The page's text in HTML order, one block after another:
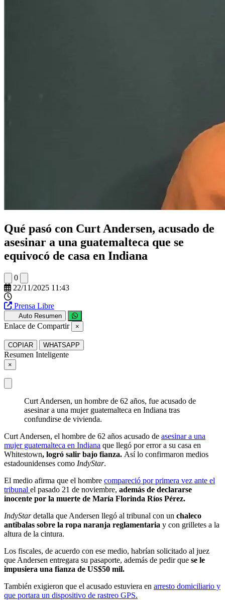
Qué pasó con Curt Andersen, acusado de
asesinar a una guatemalteca que se
equivocó de casa en Indiana
0
22/11/2025 11:43
Prensa Libre
Auto Resumen
Enlace de Compartir ×
COPIAR WHATSAPP
Resumen Inteligente
×
Curt Andersen, un hombre de 62 años, fue acusado de
asesinar a una mujer guatemalteca en Indiana tras
confundirse de vivienda.
Curt Andersen, el hombre de 62 años acusado de asesinar a una
mujer guatemalteca en Indiana que llegó por error a su casa en
Whitestown, logró salir bajo fianza. Así lo confirmaron medios
estadounidenses como IndyStar.
El medio afirma que el hombre compareció por primera vez ante el
tribunal el pasado 21 de noviembre, además de declararse
inocente por la muerte de María Florinda Ríos Pérez.
IndyStardetalla que Andersen llegó al tribunal con un chaleco
antibalas sobre la ropa naranja reglamentaria y con grilletes a la
altura de la cintura.
Los fiscales, de acuerdo con ese medio, habrían solicitado al juez
que Andersen entregara su pasaporte, además de pedir que se le
impusiera una fianza de US$50 mil.
También exigieron que el acusado estuviera en arresto domiciliario y
que portara un dispositivo de rastreo GPS.